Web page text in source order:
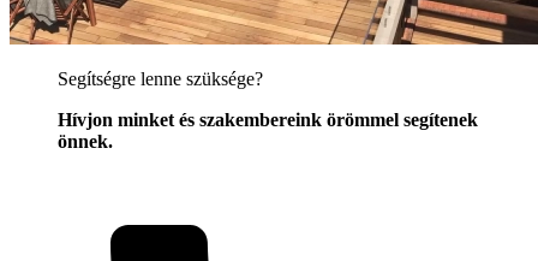
Segítségre lenne szüksége?
Hívjon minket és szakembereink örömmel segítenek
önnek.